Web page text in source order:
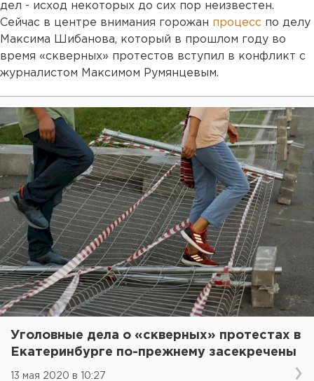
дел - исход некоторых до сих пор неизвестен.
Сейчас в центре внимания горожан процесс по делу
Максима Шибанова, который в прошлом году во
время «скверных» протестов вступил в конфликт с
журналистом Максимом Румянцевым.
Уголовные дела о «скверных» протестах в
Екатеринбурге по-прежнему засекречены
13 мая 2020 в 10:27